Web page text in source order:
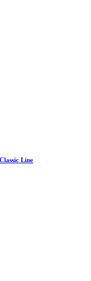
Line